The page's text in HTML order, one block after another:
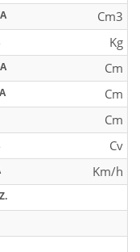
Cm3
Kg
Cm
Cm
Cm
Cv
Km/h